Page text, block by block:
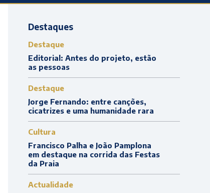
Destaques
Destaque
Editorial: Antes do projeto, estão
as pessoas
Destaque
Jorge Fernando: entre canções,
cicatrizes e uma humanidade rara
Cultura
Francisco Palha e João Pamplona
em destaque na corrida das Festas
da Praia
Actualidade